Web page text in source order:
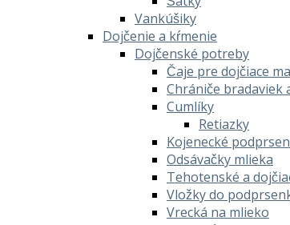
Vankúšiky
Dojčenie a kŕmenie
Dojčenské potreby
Čaje pre dojčiace
Chrániče bradaviek
Cumlíky
Retiazky
Kojenecké
Odsávačky mlieka
Tehotenské a
Vložky do
Vrecká na mlieko